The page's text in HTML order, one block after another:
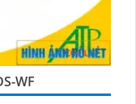
WF